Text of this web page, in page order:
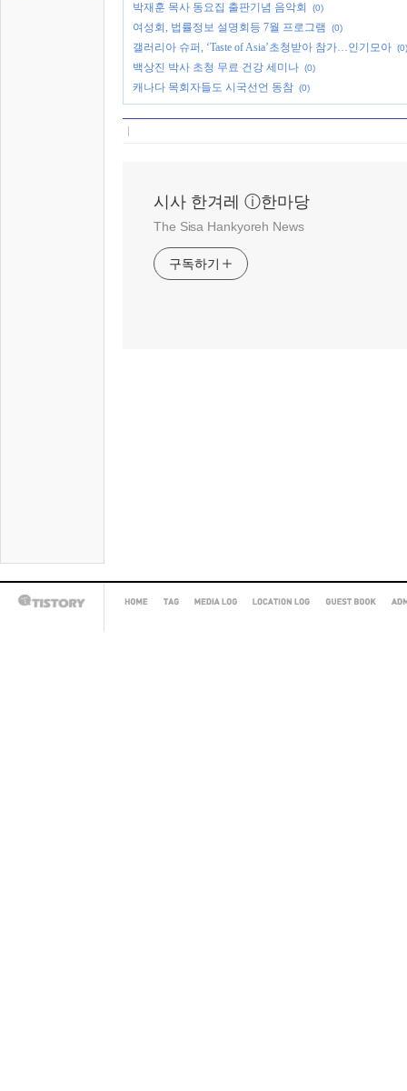
박재훈 목사 동요집 출판기념 음악회 (0)
여성회, 법률정보 설명회등 7월 프로그램 (0)
갤러리아 슈퍼, ‘Taste of Asia’초청받아 참가…인기모아 (0)
백상진 박사 초청 무료 건강 세미나 (0)
캐나다 목회자들도 시국선언 동참 (0)
시사 한겨레 ⓘ한마당
The Sisa Hankyoreh News
구독하기